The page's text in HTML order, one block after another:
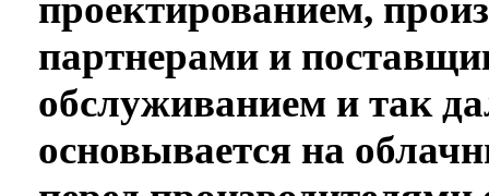
проектированием,
партнерами и
обслуживанием и так
основывается на